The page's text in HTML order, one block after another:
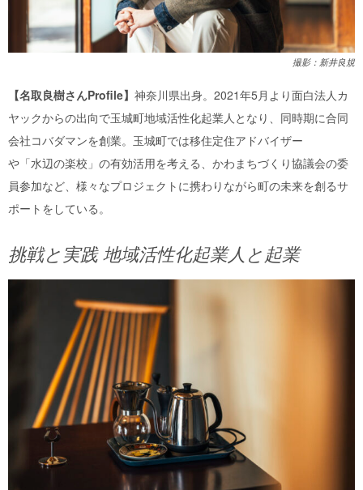
撮影：新井良規
【名取良樹さんProfile】 神奈川県出身。2021年5月より面白法人カ
ヤックからの出向で玉城町地域活性化起業人となり、同時期に合同
会社コバダマンを創業。玉城町では移住定住アドバイザー
や「水辺の楽校」の有効活用を考える、かわまちづくり協議会の委
員参加など、様々なプロジェクトに携わりながら町の未来を創るサ
ポートをしている。
挑戦と実践 地域活性化起業人と起業